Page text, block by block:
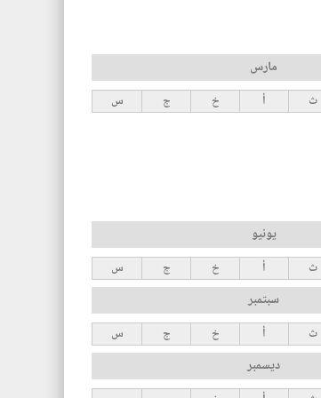
مارس
ث أ خ ج س
يونيو
ث أ خ ج س
سبتمبر
ث أ خ ج س
ديسمبر